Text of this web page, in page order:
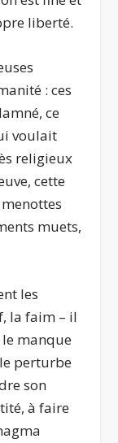
liberté.
: ces
ce
voulait
religieux
cette
muets,
les
la faim – il
manque
perturbe
son
à faire